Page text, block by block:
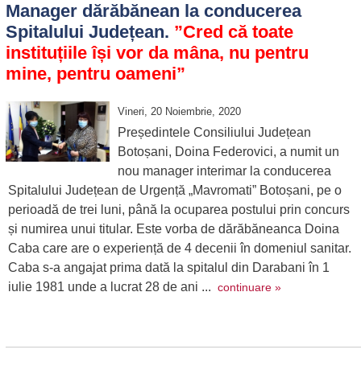
Manager dărăbănean la conducerea
Spitalului Județean. ”Cred că toate
instituțiile își vor da mâna, nu pentru
mine, pentru oameni”
Vineri, 20 Noiembrie, 2020
Președintele Consiliului Județean
Botoșani, Doina Federovici, a numit un
nou manager interimar la conducerea
Spitalului Județean de Urgență „Mavromati” Botoșani, pe o
perioadă de trei luni, până la ocuparea postului prin concurs
și numirea unui titular. Este vorba de dărăbăneanca Doina
Caba care are o experiență de 4 decenii în domeniul sanitar.
Caba s-a angajat prima dată la spitalul din Darabani în 1
iulie 1981 unde a lucrat 28 de ani ... continuare »